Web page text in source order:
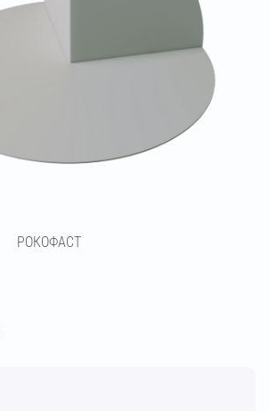
РОКОФАСТ